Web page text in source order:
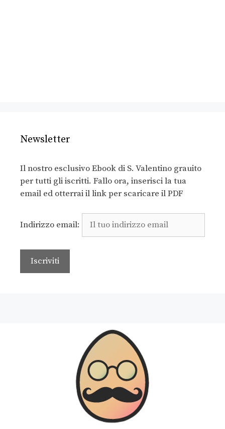
Newsletter
Il nostro esclusivo Ebook di S. Valentino grauito
per tutti gli iscritti. Fallo ora, inserisci la tua
email ed otterrai il link per scaricare il PDF
Indirizzo email: